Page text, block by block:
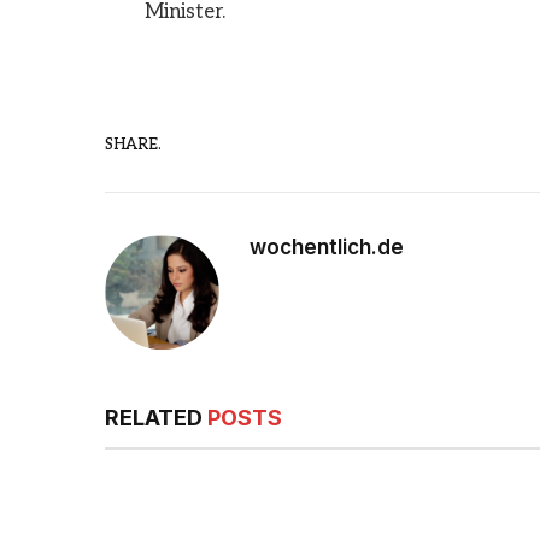
Minister.
SHARE.
wochentlich.de
RELATED POSTS